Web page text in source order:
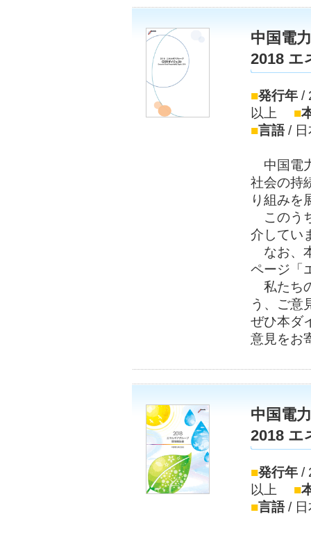
中国電
2018 エ
■発行年 /
以上 ■
■言語/
中国電
社会の持
り組みを
このう
介してい
なお、
ページ「
私たち
う、ご意
ぜひ本ダ
意見をお
中国電
2018 エ
■発行年 /
以上 ■
■言語/